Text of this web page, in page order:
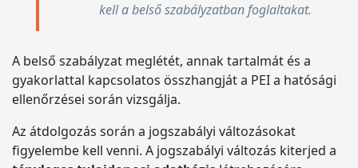
kell a belső szabályzatban foglaltakat.
A belső szabályzat meglétét, annak tartalmát és a
gyakorlattal kapcsolatos összhangját a PEI a hatósági
ellenőrzései során vizsgálja.
Az átdolgozás során a jogszabályi változásokat
figyelembe kell venni. A jogszabályi változás kiterjed a